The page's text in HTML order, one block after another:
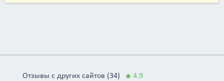
Отзывы с других сайтов (34) 4.9